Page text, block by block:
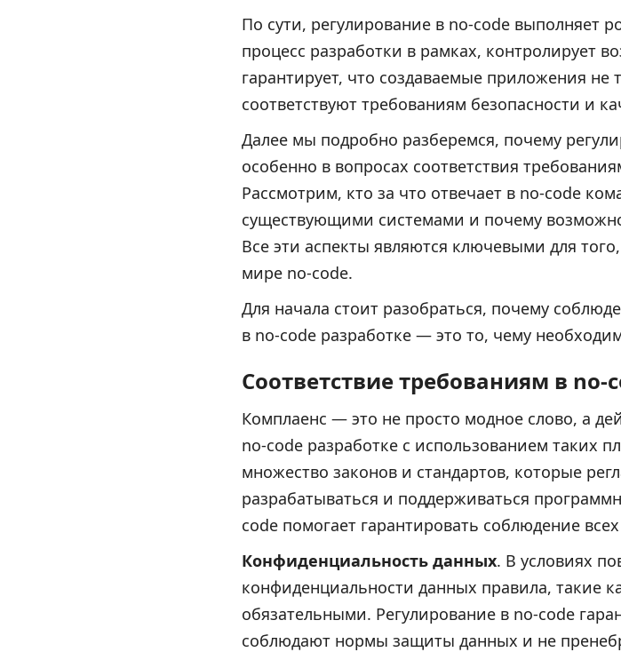
По сути, регулирование в no-code выполняет
процесс разработки в рамках, контролирует
гарантирует, что создаваемые приложения не
соответствуют требованиям безопасности и
Далее мы подробно разберемся, почему
особенно в вопросах соответствия
Рассмотрим, кто за что отвечает в no-code
существующими системами и почему
Все эти аспекты являются ключевыми для
мире no-code.
Для начала стоит разобраться, почему
в no-code разработке — это то, чему
Соответствие требованиям в no-
Комплаенс — это не просто модное слово, а
no-code разработке с использованием таких
множество законов и стандартов, которые
разрабатываться и поддерживаться
code помогает гарантировать соблюдение
Конфиденциальность данных. В условиях
конфиденциальности данных правила, такие
обязательными. Регулирование в no-code
соблюдают нормы защиты данных и не